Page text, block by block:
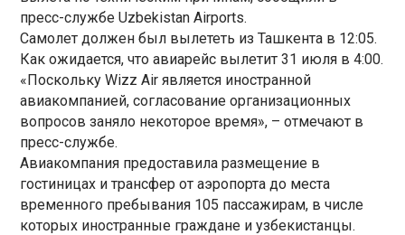
пресс-службе Uzbekistan Airports.
Самолет должен был вылететь из Ташкента в 12:05.
Как ожидается, что авиарейс вылетит 31 июля в 4:00.
«Поскольку Wizz Air является иностранной
авиакомпанией, согласование организационных
вопросов заняло некоторое время», – отмечают в
пресс-службе.
Авиакомпания предоставила размещение в
гостиницах и трансфер от аэропорта до места
временного пребывания 105 пассажирам, в числе
которых иностранные граждане и узбекистанцы.